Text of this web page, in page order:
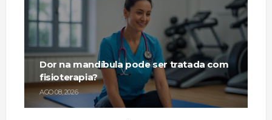
Dor na mandíbula pode ser tratada com
fisioterapia?
AGO 08, 2026